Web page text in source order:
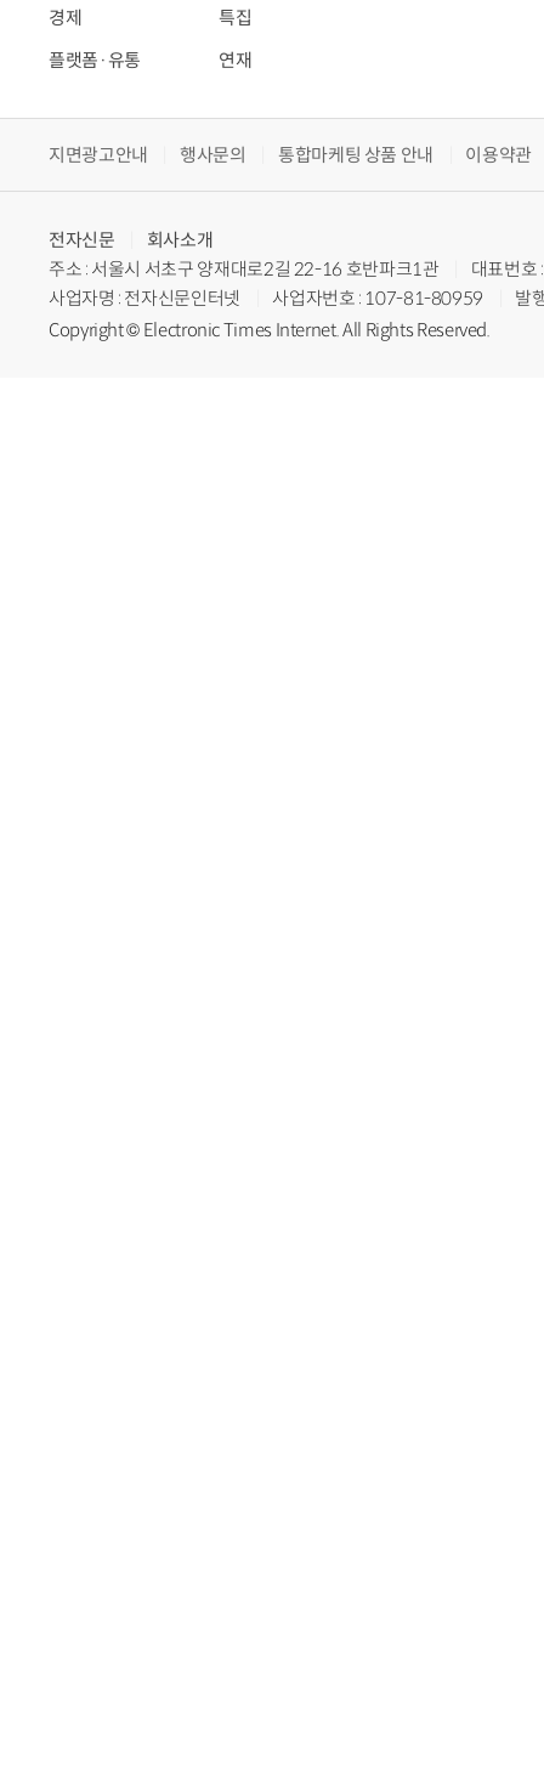
경제
플랫폼·유통
특집
연재
지면광고안내 행사문의 통합마케팅 상품 안내 이용약관
전자신문
회사소개
주소 : 서울시 서초구 양재대로2길 22-16 호반파크1관
대표번
사업자명 : 전자신문인터넷
사업자번호 : 107-81-80959
발
Copyright © Electronic Times Internet. All Rights Reserved.